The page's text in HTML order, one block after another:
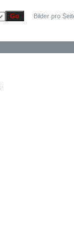
Bilder pro